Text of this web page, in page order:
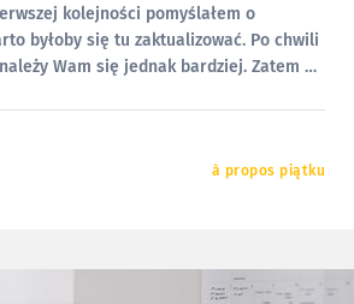
kolejności pomyślałem o
byłoby się tu zaktualizować. Po chwili
Wam się jednak bardziej. Zatem o
à propos piątku